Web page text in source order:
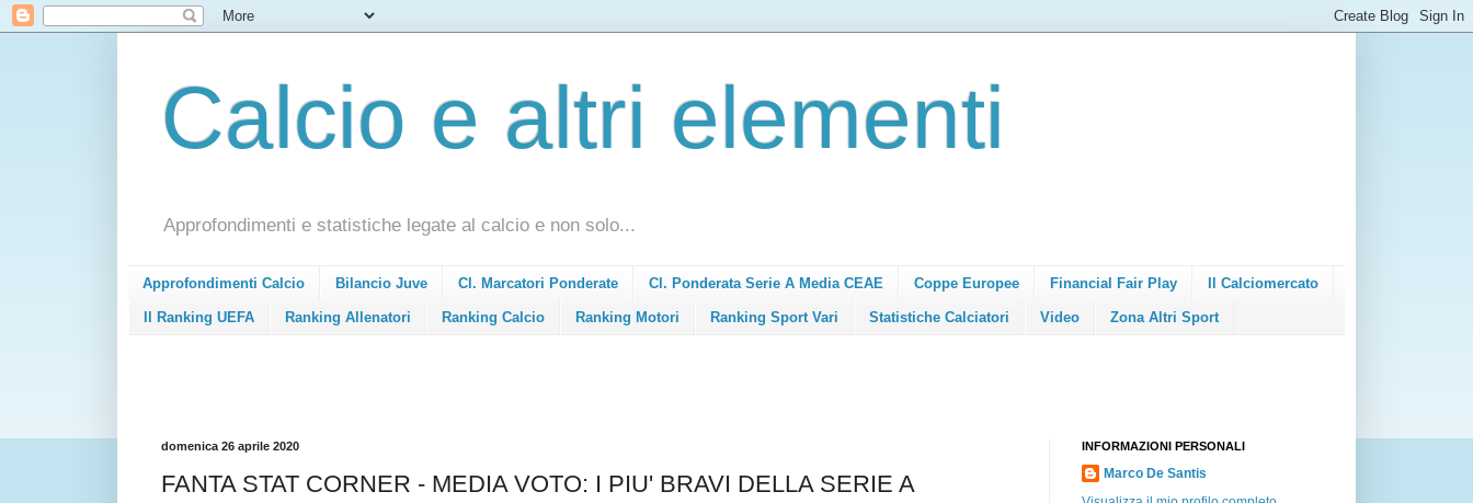
Calcio e altri elementi
Approfondimenti e statistiche legate al calcio e non solo...
Approfondimenti Calcio Bilancio Juve Cl. Marcatori Ponderate Cl. Ponderata Serie A Media CEAE Coppe Europee Financial Fair Play Il Calciomercato
Il Ranking UEFA Ranking Allenatori Ranking Calcio Ranking Motori Ranking Sport Vari Statistiche Calciatori Video Zona Altri Sport
domenica 26 aprile 2020
FANTA STAT CORNER - MEDIA VOTO: I PIU' BRAVI DELLA SERIE A
INFORMAZIONI PERSONALI
Marco De Santis